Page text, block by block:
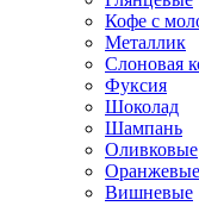
Кофе с
Металлик
Слоновая
Фуксия
Шоколад
Шампань
Оливковые
Оранжевые
Вишневые